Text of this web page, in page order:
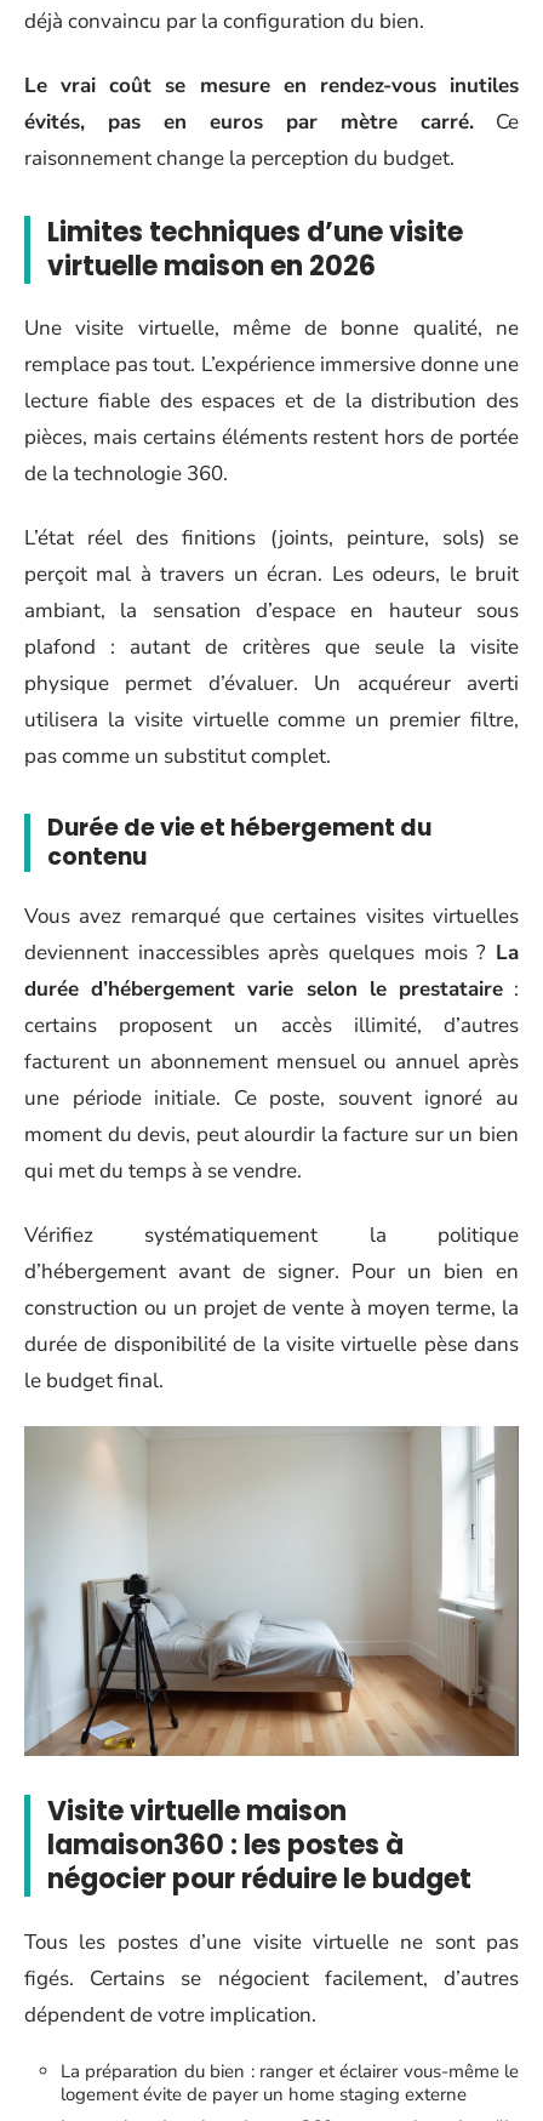
déjà convaincu par la configuration du bien.
Le vrai coût se mesure en rendez-vous inutiles
évités, pas en euros par mètre carré. Ce
raisonnement change la perception du budget.
Limites techniques d’une visite
virtuelle maison en 2026
Une visite virtuelle, même de bonne qualité, ne
remplace pas tout. L’expérience immersive donne une
lecture fiable des espaces et de la distribution des
pièces, mais certains éléments restent hors de portée
de la technologie 360.
L’état réel des finitions (joints, peinture, sols) se
perçoit mal à travers un écran. Les odeurs, le bruit
ambiant, la sensation d’espace en hauteur sous
plafond : autant de critères que seule la visite
physique permet d’évaluer. Un acquéreur averti
utilisera la visite virtuelle comme un premier filtre,
pas comme un substitut complet.
Durée de vie et hébergement du
contenu
Vous avez remarqué que certaines visites virtuelles
deviennent inaccessibles après quelques mois ? La
durée d’hébergement varie selon le prestataire:
certains proposent un accès illimité, d’autres
facturent un abonnement mensuel ou annuel après
une période initiale. Ce poste, souvent ignoré au
moment du devis, peut alourdir la facture sur un bien
qui met du temps à se vendre.
Vérifiez systématiquement la politique
d’hébergement avant de signer. Pour un bien en
construction ou un projet de vente à moyen terme, la
durée de disponibilité de la visite virtuelle pèse dans
le budget final.
Visite virtuelle maison
lamaison360 : les postes à
négocier pour réduire le budget
Tous les postes d’une visite virtuelle ne sont pas
figés. Certains se négocient facilement, d’autres
dépendent de votre implication.
La préparation du bien : ranger et éclairer vous-même le
logement évite de payer un home staging externe